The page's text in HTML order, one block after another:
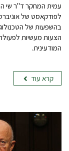
עמית המחקר ד"ר שי
לפודקאסט של
בהשפעות של
הצעות מעשיות
המודעינית.
קרא עוד